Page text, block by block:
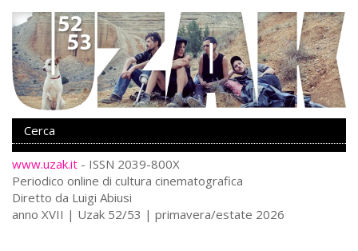
www.uzak.it - ISSN 2039-800X
Periodico online di cultura cinematografica
Diretto da Luigi Abiusi
anno XVII | Uzak 52/53 | primavera/estate 2026